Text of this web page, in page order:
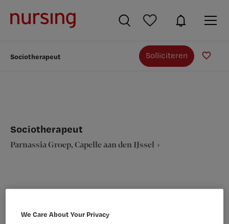
Sociotherapeut Solliciteren
Sociotherapeut
Parnassia Groep, Capelle aan den IJssel
We Care About Your Privacy